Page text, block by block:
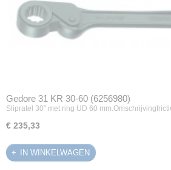
Gedore 31 KR 30-60 (6256980)
Slipratel 30" met ring UD 60
€ 235,33
IN WINKELWAGEN